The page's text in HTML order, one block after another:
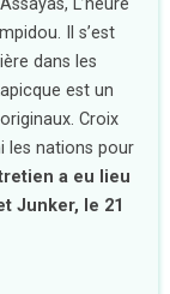
L’heure
Il s’est
dans les
est un
Croix
les nations pour
a eu lieu
Junker, le 21